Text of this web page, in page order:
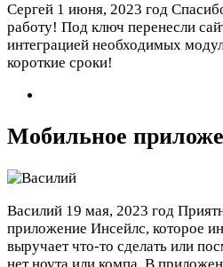
Сергей 1 июня, 2023 год
работу! Под ключ перенесли
интеграцией необходимых
короткие сроки!
Мобильное
Василий 19 мая, 2023 год
приложение Инсейлс, которое
выручает что-то сделать или
нет ноута или компа. В